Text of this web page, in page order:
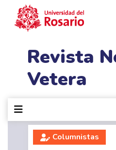
Revista
Vetera
Columnistas